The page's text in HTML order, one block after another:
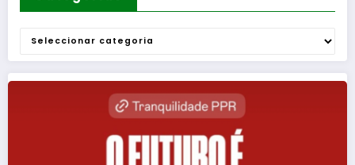
Categorias